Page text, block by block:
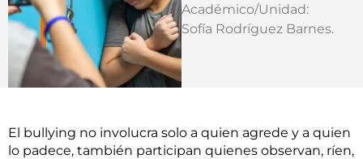
Académico/Unidad:
Sofía Rodríguez Barnes.
El bullying no involucra solo a quien agrede y a quien
lo padece, también participan quienes observan, ríen,